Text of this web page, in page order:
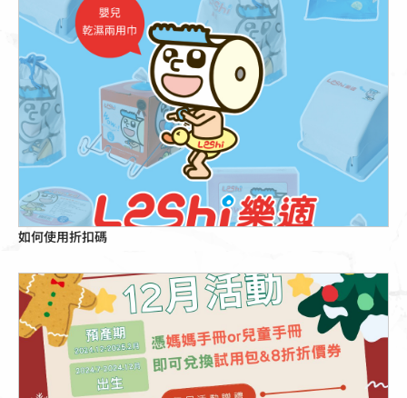
點擊這裡
如何使用折扣碼
點擊這裡